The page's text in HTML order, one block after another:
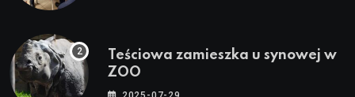
Teściowa zamieszka u synowej w
ZOO